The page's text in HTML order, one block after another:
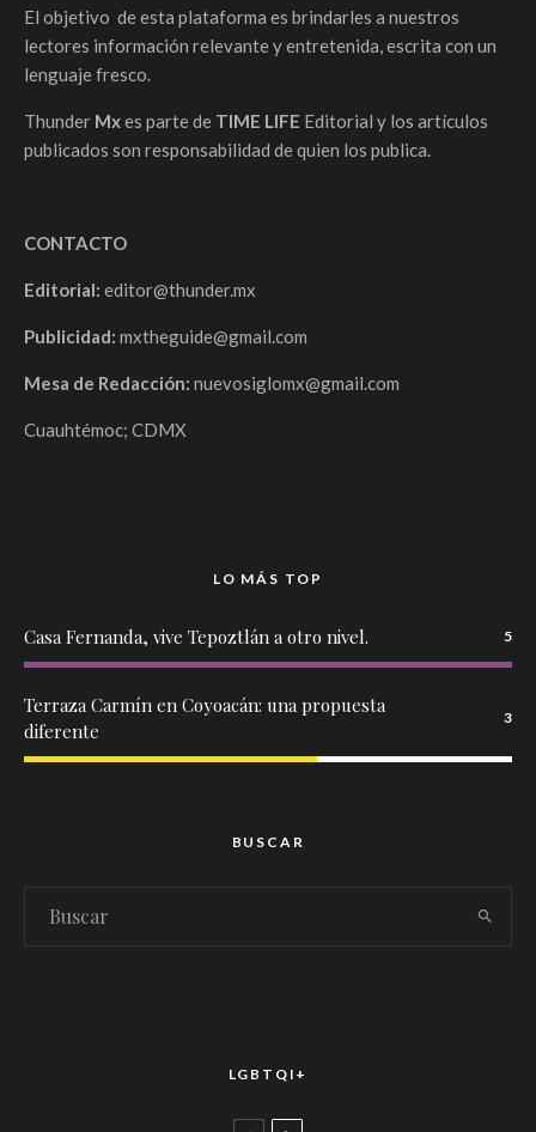
El objetivo de esta plataforma es brindarles a nuestros
lectores información relevante y entretenida, escrita con un
lenguaje fresco.
Thunder Mxes parte de TIME LIFE Editorial y los artículos
publicados son responsabilidad de quien los publica.
CONTACTO
Editorial: editor@thunder.mx
Publicidad: mxtheguide@gmail.com
Mesa de Redacción: nuevosiglomx@gmail.com
Cuauhtémoc; CDMX
LO MÁS TOP
Casa Fernanda, vive Tepoztlán a otro nivel. 5
Terraza Carmín en Coyoacán: una propuesta
diferente
3
BUSCAR
LGBTQI+